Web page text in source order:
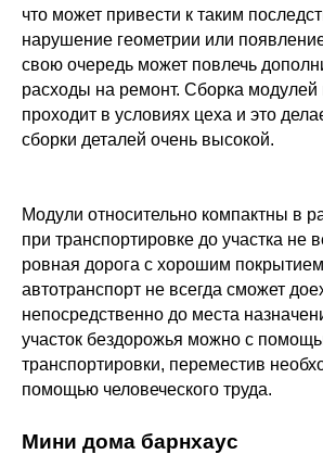
что может привести к таким
нарушение геометрии или
свою очередь может повлечь
расходы на ремонт. Сборка модулей
проходит в условиях цеха и это
сборки деталей очень высокой.
Модули относительно компактны в
при транспортировке до участка не
ровная дорога с хорошим
автотранспорт не всегда сможет
непосредственно до места
участок бездорожья можно с
транспортировки, переместив
помощью человеческого труда.
Мини дома барнхаус